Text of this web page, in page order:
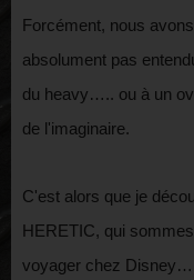
Forcément, nous
absolument pas
du heavy….. ou à un
de l'imaginaire.
C'est alors que je
HERETIC, qui
voyager chez